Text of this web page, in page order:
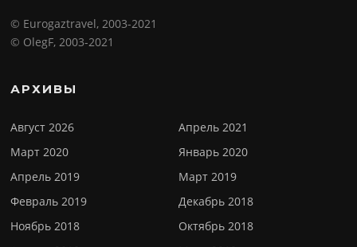
© Eurogaztravel, 2003-2021
© OlegF, 2003-2021
АРХИВЫ
Август 2026
Апрель 2021
Март 2020
Январь 2020
Апрель 2019
Март 2019
Февраль 2019
Декабрь 2018
Ноябрь 2018
Октябрь 2018